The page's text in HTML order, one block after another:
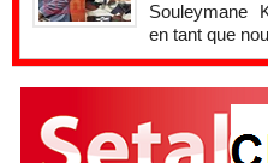
Souleymane
en tant que